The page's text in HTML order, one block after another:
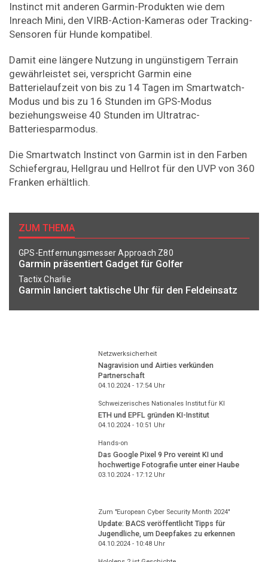
Instinct mit anderen Garmin-Produkten wie dem
Inreach Mini, den VIRB-Action-Kameras oder Tracking-
Sensoren für Hunde kompatibel.
Damit eine längere Nutzung in ungünstigem Terrain
gewährleistet sei, verspricht Garmin eine
Batterielaufzeit von bis zu 14 Tagen im Smartwatch-
Modus und bis zu 16 Stunden im GPS-Modus
beziehungsweise 40 Stunden im Ultratrac-
Batteriesparmodus.
Die Smartwatch Instinct von Garmin ist in den Farben
Schiefergrau, Hellgrau und Hellrot für den UVP von 360
Franken erhältlich.
ZUM THEMA
GPS-Entfernungsmesser Approach Z80
Garmin präsentiert Gadget für Golfer
Tactix Charlie
Garmin lanciert taktische Uhr für den Feldeinsatz
Netzwerksicherheit
Nagravision und Airties verkünden
Partnerschaft
04.10.2024 - 17:54Uhr
Schweizerisches Nationales Institut für KI
ETH und EPFL gründen KI-Institut
04.10.2024 - 10:51 Uhr
Hands-on
Das Google Pixel 9 Pro vereint KI und
hochwertige Fotografie unter einer Haube
03.10.2024 - 17:12Uhr
Zum "European Cyber Security Month 2024"
Update: BACS veröffentlicht Tipps für
Jugendliche, um Deepfakes zu erkennen
04.10.2024 - 10:48Uhr